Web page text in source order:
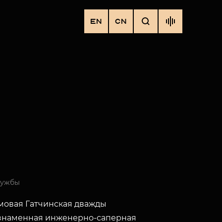
EN CN
Гатчинская дважды
инженерно-саперная